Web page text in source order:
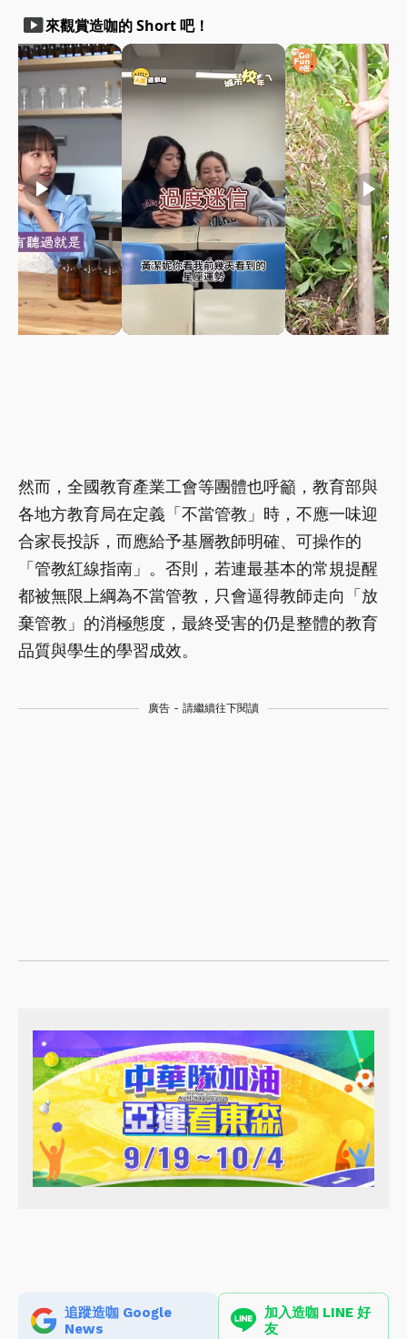
smart_display來觀賞造咖的 Short 吧！
play_arrow play_arrow play_arrow
然而，全國教育產業工會等團體也呼籲，教育部與
各地方教育局在定義「不當管教」時，不應一味迎
合家長投訴，而應給予基層教師明確、可操作的
「管教紅線指南」。否則，若連最基本的常規提醒
都被無限上綱為不當管教，只會逼得教師走向「放
棄管教」的消極態度，最終受害的仍是整體的教育
品質與學生的學習成效。
廣告 - 請繼續往下閱讀
追蹤造咖 Google
News
加入造咖 LINE 好
友